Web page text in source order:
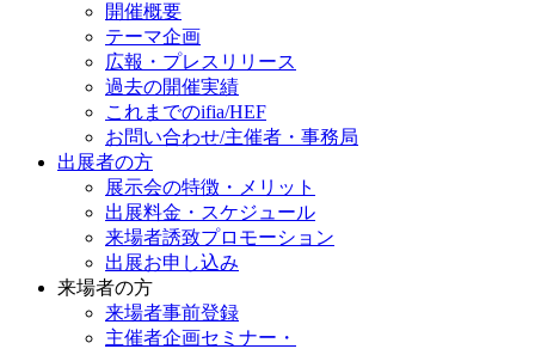
開催概要
テーマ企画
広報・プレスリリース
過去の開催実績
これまでのifia/HEF
お問い合わせ/主催者・事務局
出展者の方
展示会の特徴・メリット
出展料⾦・スケジュール
来場者誘致プロモーション
出展お申し込み
来場者の方
来場者事前登録
主催者企画セミナー・